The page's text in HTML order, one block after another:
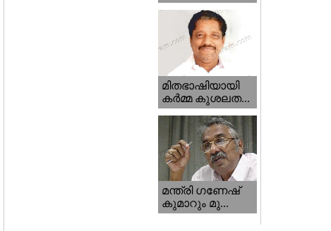
മിതഭാഷിയായി
കര്‍മ്മ കുശലത...
മന്ത്രി ഗണേഷ്‌
കുമാറും മു...